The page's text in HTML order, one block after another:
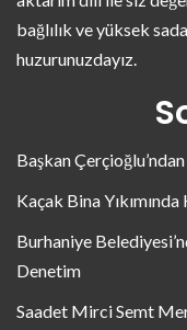
bağlılık ve yüksek
huzurunuzdayız.
Başkan Çerçioğlu’ndan
Kaçak Bina
Burhaniye
Denetim
Saadet Mirci Semt